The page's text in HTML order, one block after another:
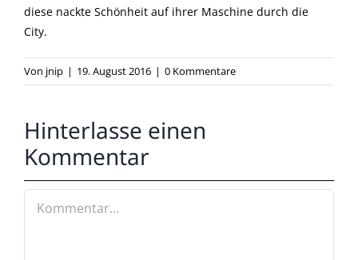
diese nackte Schönheit auf ihrer Maschine durch die
City.
Von jnip | 19. August 2016 | 0 Kommentare
Hinterlasse einen
Kommentar